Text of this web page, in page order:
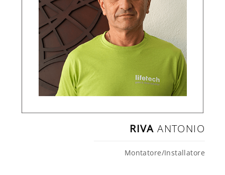
RIVA ANTONIO
Montatore/Installatore